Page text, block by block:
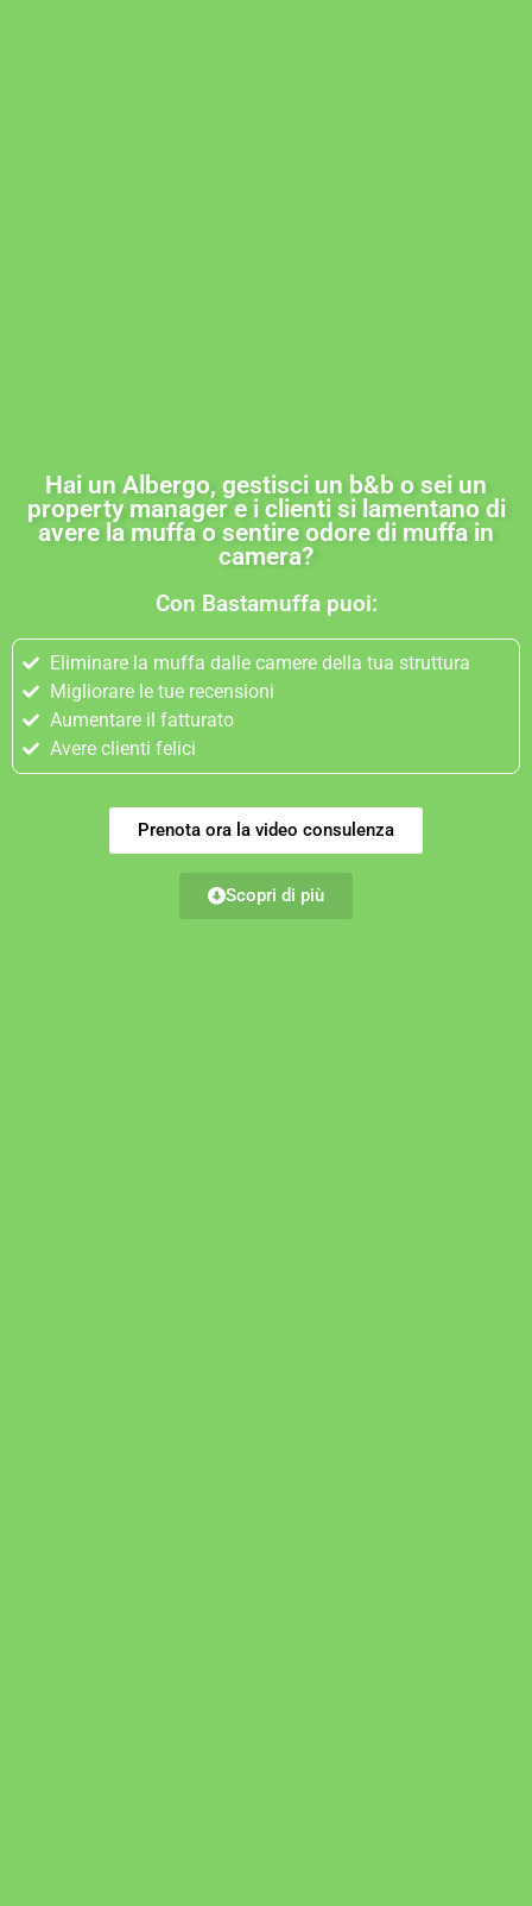
Hai un Albergo, gestisci un b&b o sei un
property manager e i clienti si lamentano di
avere la muffa o sentire odore di muffa in
camera?
Con Bastamuffa puoi:
Eliminare la muffa dalle camere della tua struttura
Migliorare le tue recensioni
Aumentare il fatturato
Avere clienti felici
Prenota ora la video consulenza
Scopri di più